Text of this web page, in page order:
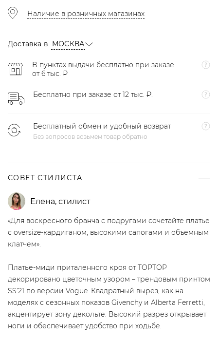
Наличие в розничных магазинах
Доставка в МОСКВА
В пунктах выдачи бесплатно при заказе
от 6 тыс. ₽
Бесплатно при заказе от 12 тыс. ₽.
Бесплатный обмен и удобный возврат
Без вопросов возьмем товар обратно
СОВЕТ СТИЛИСТА
Елена, стилист
«Для воскресного бранча с подругами сочетайте платье
с oversize-кардиганом, высокими сапогами и объемным
клатчем».
Платье-миди приталенного кроя от TOPTOP
декорировано цветочным узором – трендовым принтом
SS’21 по версии Vogue. Квадратный вырез, как на
моделях с сезонных показов Givenchy и Alberta Ferretti,
акцентирует зону декольте. Высокий разрез открывает
ноги и обеспечивает удобство при ходьбе.